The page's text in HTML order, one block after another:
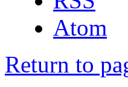
Atom
Return to